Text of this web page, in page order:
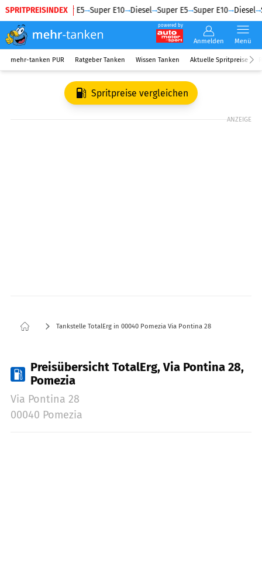
SPRITPREISINDEX
Diesel Super E5 Super E10 Diesel Super E5 Super E10 Diesel
powered by
Anmelden Menü
mehr-tanken PUR Ratgeber Tanken Wissen Tanken Aktuelle Spritpreise
Spritpreise vergleichen
ANZEIGE
Tankstelle TotalErg in 00040 Pomezia Via Pontina 28
Preisübersicht TotalErg, Via Pontina 28,
Pomezia
Via Pontina 28
00040 Pomezia